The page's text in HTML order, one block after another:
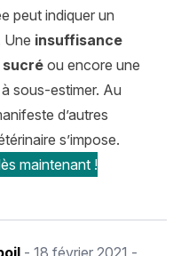
peut indiquer un
Une insuffisance
sucré ou encore une
sous-estimer. Au
d’autres
s’impose.
maintenant !
-18 février 2021 -